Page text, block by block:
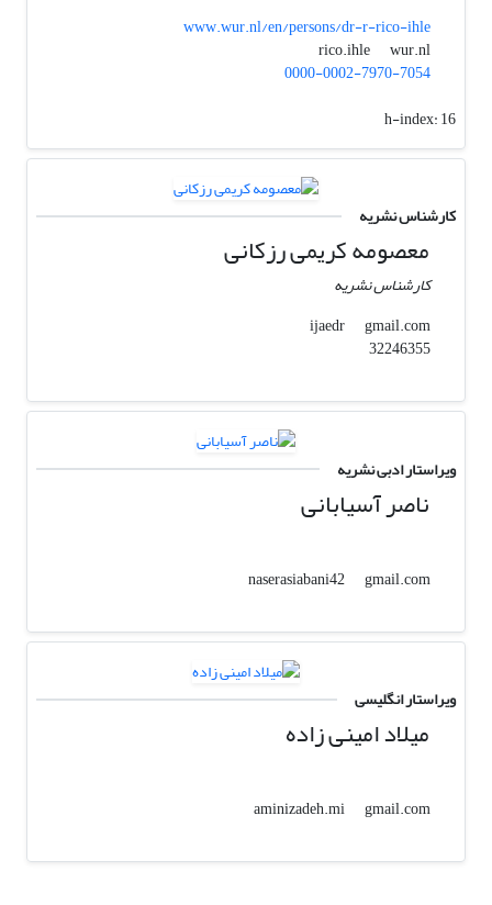
www.wur.nl/en/persons/dr-r-rico-ihle
rico.ihle
wur.nl
0000-0002-7970-7054
h-index:16
کارشناس نشریه
معصومه کریمی رزکانی
کارشناس نشریه
ijaedr
gmail.com
32246355
ویراستار ادبی نشریه
ناصر آسیابانی
naserasiabani42
gmail.com
ویراستار انگلیسی
میلاد امینی زاده
aminizadeh.mi
gmail.com